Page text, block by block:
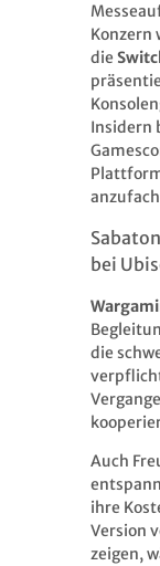
Konzern
die
Insidern
bei
die
Auch
ihre
Version
zeigen,